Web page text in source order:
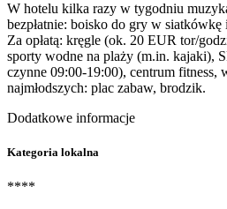
W hotelu kilka razy w tygodniu
bezpłatnie: boisko do gry w
Za opłatą: kręgle (ok. 20 EUR tor/
sporty wodne na plaży (m.in. kajaki),
czynne 09:00-19:00), centrum fitness,
najmłodszych: plac zabaw, brodzik.
Dodatkowe informacje
Kategoria lokalna
****